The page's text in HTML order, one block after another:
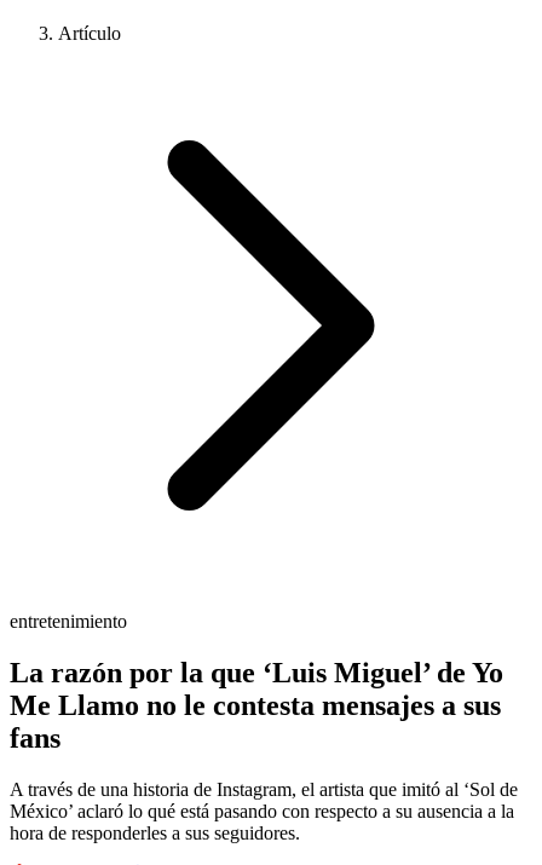
Artículo
entretenimiento
La razón por la que ‘Luis Miguel’ de Yo
Me Llamo no le contesta mensajes a sus
fans
A través de una historia de Instagram, el artista que imitó al ‘Sol de
México’ aclaró lo qué está pasando con respecto a su ausencia a la
hora de responderles a sus seguidores.